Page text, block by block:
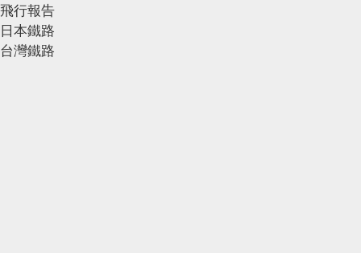
飛行報告
日本鐵路
台灣鐵路